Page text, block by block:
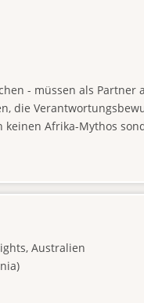
- müssen als
die
Afrika-Mythos
Australien